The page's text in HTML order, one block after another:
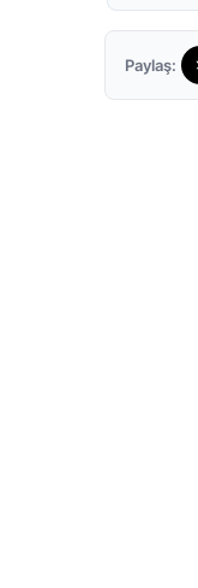
Paylaş: